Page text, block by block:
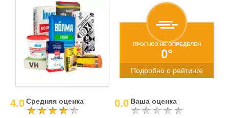
ПРОГНОЗ НЕ ОПРЕДЕЛЕН
0°
Подробно о рейтинге
4.0Средняя оценка 0.0 Ваша оценка